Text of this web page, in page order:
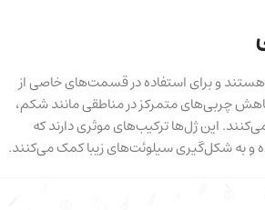
و برای استفاده در قسمت‌های خاصی از
چربی‌های متمرکز در مناطقی مانند شکم،
این ژل‌ها ترکیب‌های موثری دارند که
به شکل‌گیری سیلوئت‌های زیبا کمک می‌کنند.